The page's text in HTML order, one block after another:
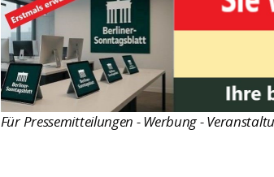
Für Pressemitteilungen - Werbung -